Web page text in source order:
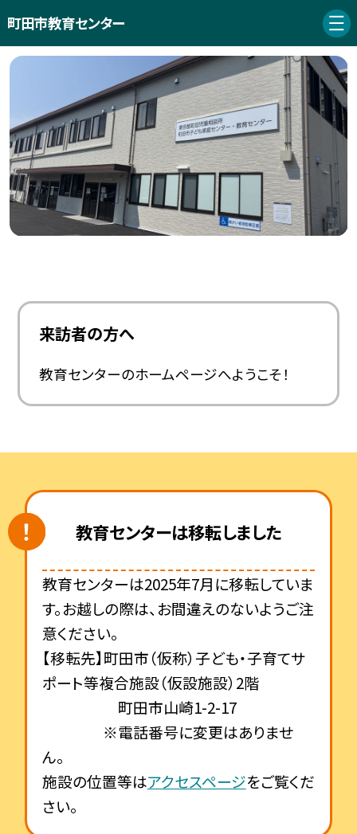
町田市教育センター
来訪者の方へ
教育センターのホームページへようこそ！
教育センターは移転しました
教育センターは2025年7月に移転していま
す。お越しの際は、お間違えのないようご注
意ください。
【移転先】町田市（仮称）子ども・子育てサ
ポート等複合施設（仮設施設）2階
町田市山崎1-2-17
※電話番号に変更はありませ
ん。
施設の位置等はアクセスページをご覧くだ
さい。